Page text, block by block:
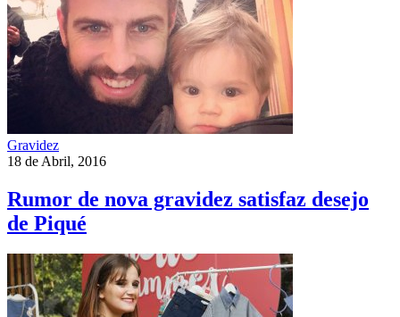
Gravidez
18 de Abril, 2016
Rumor de nova gravidez satisfaz desejo
de Piqué